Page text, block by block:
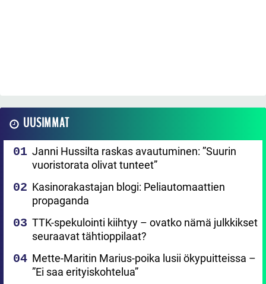
UUSIMMAT
Janni Hussilta raskas avautuminen: ”Suurin
vuoristorata olivat tunteet”
Kasinorakastajan blogi: Peliautomaattien
propaganda
TTK-spekulointi kiihtyy – ovatko nämä julkkikset
seuraavat tähtioppilaat?
Mette-Maritin Marius-poika lusii ökypuitteissa –
”Ei saa erityiskohtelua”